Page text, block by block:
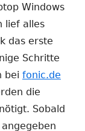
Windows
lief alles
das erste
Schritte
bei fonic.de
die
Sobald